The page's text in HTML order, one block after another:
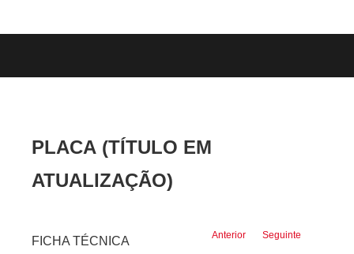
PLACA (TÍTULO EM
ATUALIZAÇÃO)
FICHA TÉCNICA Anterior Seguinte